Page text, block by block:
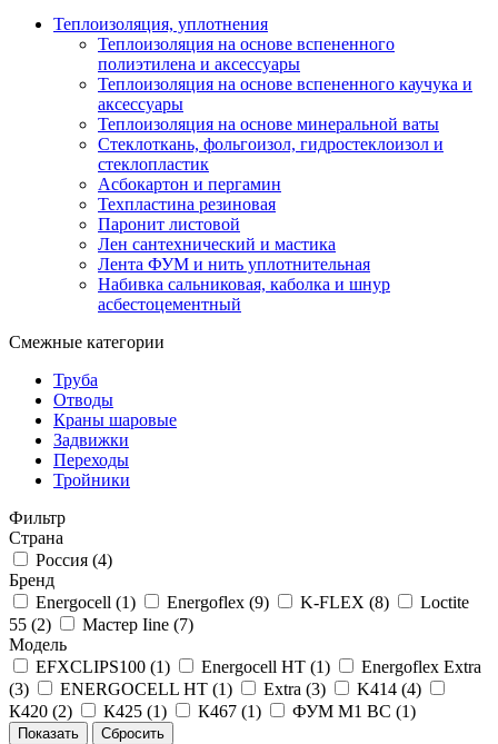
Теплоизоляция, уплотнения
Теплоизоляция на основе вспененного
полиэтилена и аксессуары
Теплоизоляция на основе вспененного каучука и
аксессуары
Теплоизоляция на основе минеральной ваты
Стеклоткань, фольгоизол, гидростеклоизол и
стеклопластик
Асбокартон и пергамин
Техпластина резиновая
Паронит листовой
Лен сантехнический и мастика
Лента ФУМ и нить уплотнительная
Набивка сальниковая, каболка и шнур
асбестоцементный
Смежные категории
Труба
Отводы
Краны шаровые
Задвижки
Переходы
Тройники
Фильтр
Страна
Россия (4)
Бренд
Energocell (1) Energoflex (9) K-FLEX (8)
Loctite
55 (2) Мастер Iine (7)
Модель
EFXCLIPS100 (1) Energocell HT (1)
Energoflex Extra
(3) ENERGOСELL HT (1) Extra (3) K414 (4)
К420 (2) К425 (1) К467 (1) ФУМ М1 ВС (1)